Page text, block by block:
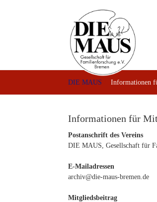
DIE MAUS Informationen
Informationen für
Postanschrift des Vereins
DIE MAUS, Gesellschaft für
E-Mailadressen
archiv@die-maus-bremen.de
Mitgliedsbeitrag